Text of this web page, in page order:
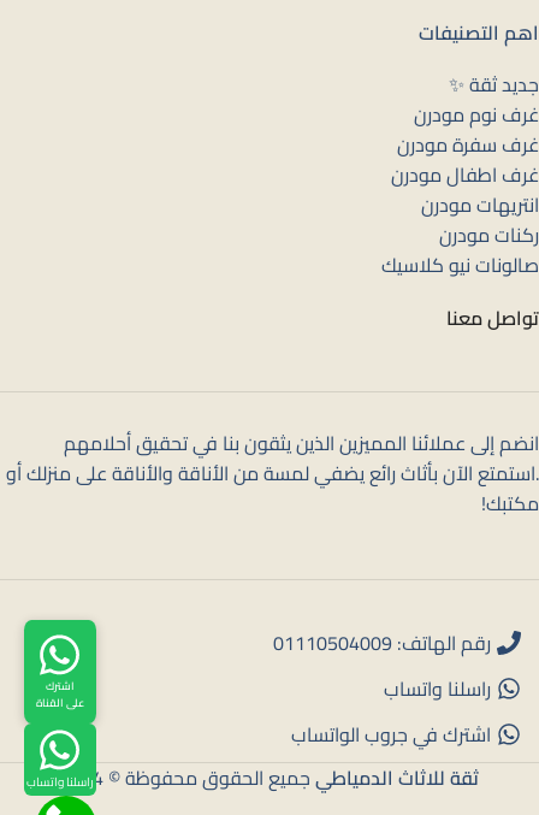
اشترك
على القناة
راسلنا واتساب
اهم التصنيفات
جديد ثقة ✨
غرف نوم مودرن
غرف سفرة مودرن
غرف اطفال مودرن
انتريهات مودرن
ركنات مودرن
صالونات نيو كلاسيك
تواصل معنا
انضم إلى عملائنا المميزين الذين يثقون بنا في تحقيق أحلامهم
.استمتع الآن بأثاث رائع يضفي لمسة من الأناقة والأناقة على منزلك أو
مكتبك!
رقم الهاتف: 01110504009
راسلنا واتساب
اشترك في جروب الواتساب
ثقة للاثاث الدمياطيجميع الحقوق محفوظة © 2024